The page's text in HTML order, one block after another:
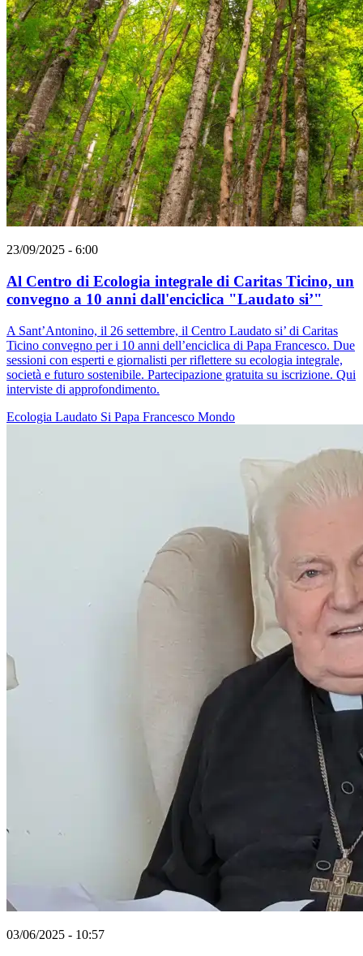
23/09/2025 - 6:00
Al Centro di Ecologia integrale di Caritas Ticino, un
convegno a 10 anni dall'enciclica "Laudato si’"
A Sant’Antonino, il 26 settembre, il Centro Laudato si’ di Caritas
Ticino convegno per i 10 anni dell’enciclica di Papa Francesco. Due
sessioni con esperti e giornalisti per riflettere su ecologia integrale,
società e futuro sostenibile. Partecipazione gratuita su iscrizione. Qui
interviste di approfondimento.
Ecologia Laudato Si Papa Francesco Mondo
03/06/2025 - 10:57